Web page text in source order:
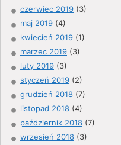
czerwiec 2019 (3)
maj 2019 (4)
kwiecień 2019 (1)
marzec 2019 (3)
luty 2019 (3)
styczeń 2019 (2)
grudzień 2018 (7)
listopad 2018 (4)
październik 2018 (7)
wrzesień 2018 (3)